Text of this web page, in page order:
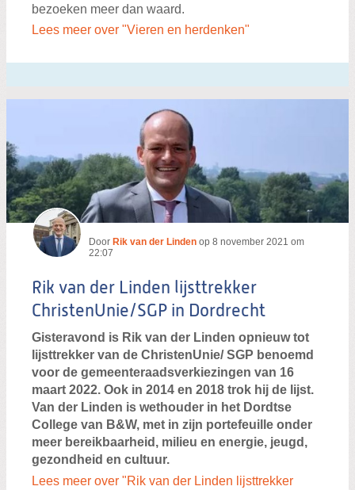
bezoeken meer dan waard.
Lees meer over "Vieren en herdenken"
Door Rik van der Linden op 8 november 2021 om
22:07
Rik van der Linden lijsttrekker
ChristenUnie/SGP in Dordrecht
Gisteravond is Rik van der Linden opnieuw tot
lijsttrekker van de ChristenUnie/ SGP benoemd
voor de gemeenteraadsverkiezingen van 16
maart 2022. Ook in 2014 en 2018 trok hij de lijst.
Van der Linden is wethouder in het Dordtse
College van B&W, met in zijn portefeuille onder
meer bereikbaarheid, milieu en energie, jeugd,
gezondheid en cultuur.
Lees meer over "Rik van der Linden lijsttrekker